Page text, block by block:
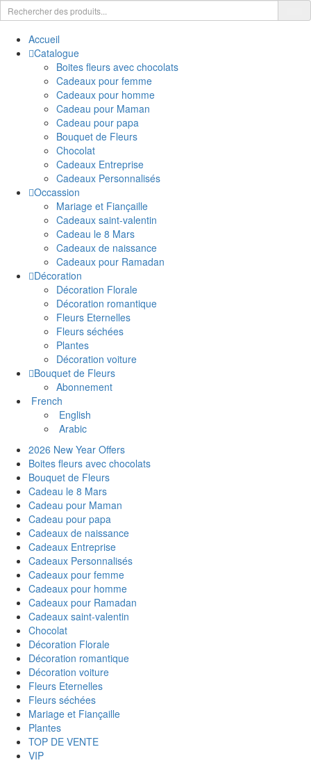
Accueil
Catalogue
Boites fleurs avec chocolats
Cadeaux pour femme
Cadeaux pour homme
Cadeau pour Maman
Cadeau pour papa
Bouquet de Fleurs
Chocolat
Cadeaux Entreprise
Cadeaux Personnalisés
Occassion
Mariage et Fiançaille
Cadeaux saint-valentin
Cadeau le 8 Mars
Cadeaux de naissance
Cadeaux pour Ramadan
Décoration
Décoration Florale
Décoration romantique
Fleurs Eternelles
Fleurs séchées
Plantes
Décoration voiture
Bouquet de Fleurs
Abonnement
French
English
Arabic
2026 New Year Offers
Boites fleurs avec chocolats
Bouquet de Fleurs
Cadeau le 8 Mars
Cadeau pour Maman
Cadeau pour papa
Cadeaux de naissance
Cadeaux Entreprise
Cadeaux Personnalisés
Cadeaux pour femme
Cadeaux pour homme
Cadeaux pour Ramadan
Cadeaux saint-valentin
Chocolat
Décoration Florale
Décoration romantique
Décoration voiture
Fleurs Eternelles
Fleurs séchées
Mariage et Fiançaille
Plantes
TOP DE VENTE
VIP